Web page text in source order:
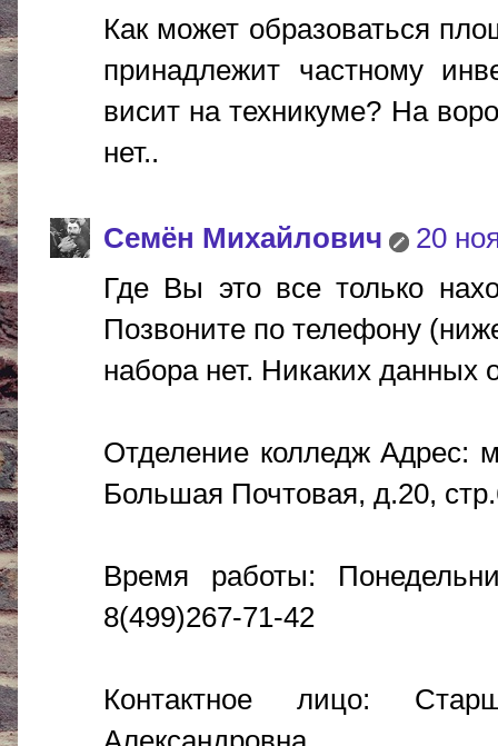
Как может образоваться
принадлежит частному
висит на техникуме? На
нет..
Cемён Михайлович
20
Где Вы это все только
Позвоните по телефону
набора нет. Никаких данных
Отделение колледж Адрес:
Большая Почтовая, д.20,
Время работы:
8(499)267-71-42
Контактное лицо: